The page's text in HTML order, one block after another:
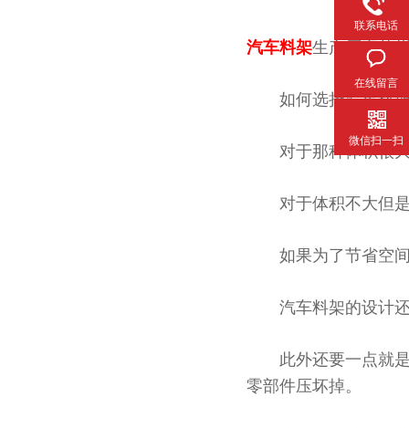
汽车料架生产厂家苏
如何选择汽车料架考
对于那种体积很大的
对于体积不大但是很
如果为了节省空间可
汽车料架的设计还要
此外还要一点就是一
零部件压坏掉。
联系电话
在线留言
微信扫一扫